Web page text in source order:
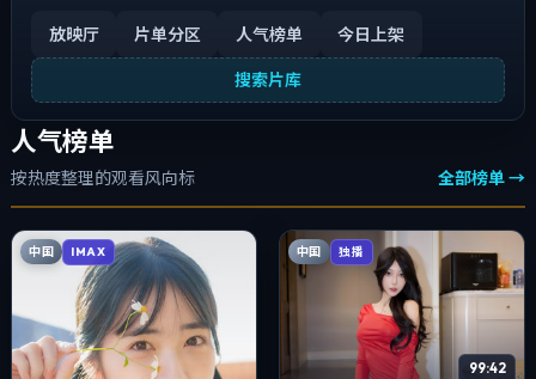
放映厅 片单分区 人气榜单 今日上架
搜索片库
人气榜单
按热度整理的观看风向标 全部榜单 →
中国 IMAX 中国 独播
99:42